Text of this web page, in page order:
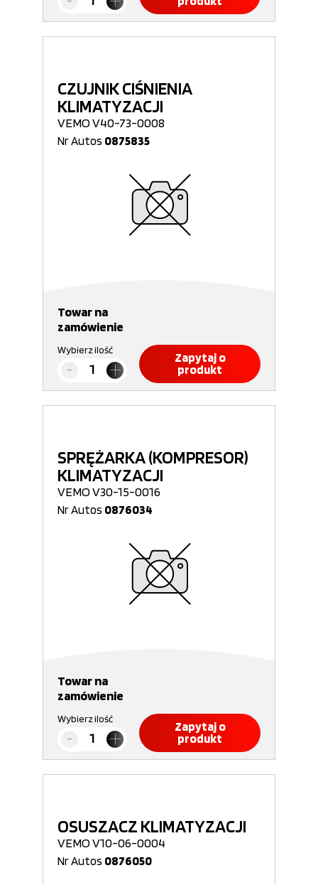
CZUJNIK CIŚNIENIA
KLIMATYZACJI
VEMO V40-73-0008
Nr Autos 0875835
Towar na
zamówienie
Wybierz ilość
Zapytaj o
produkt
SPRĘŻARKA (KOMPRESOR)
KLIMATYZACJI
VEMO V30-15-0016
Nr Autos 0876034
Towar na
zamówienie
Wybierz ilość
Zapytaj o
produkt
OSUSZACZ KLIMATYZACJI
VEMO V10-06-0004
Nr Autos 0876050